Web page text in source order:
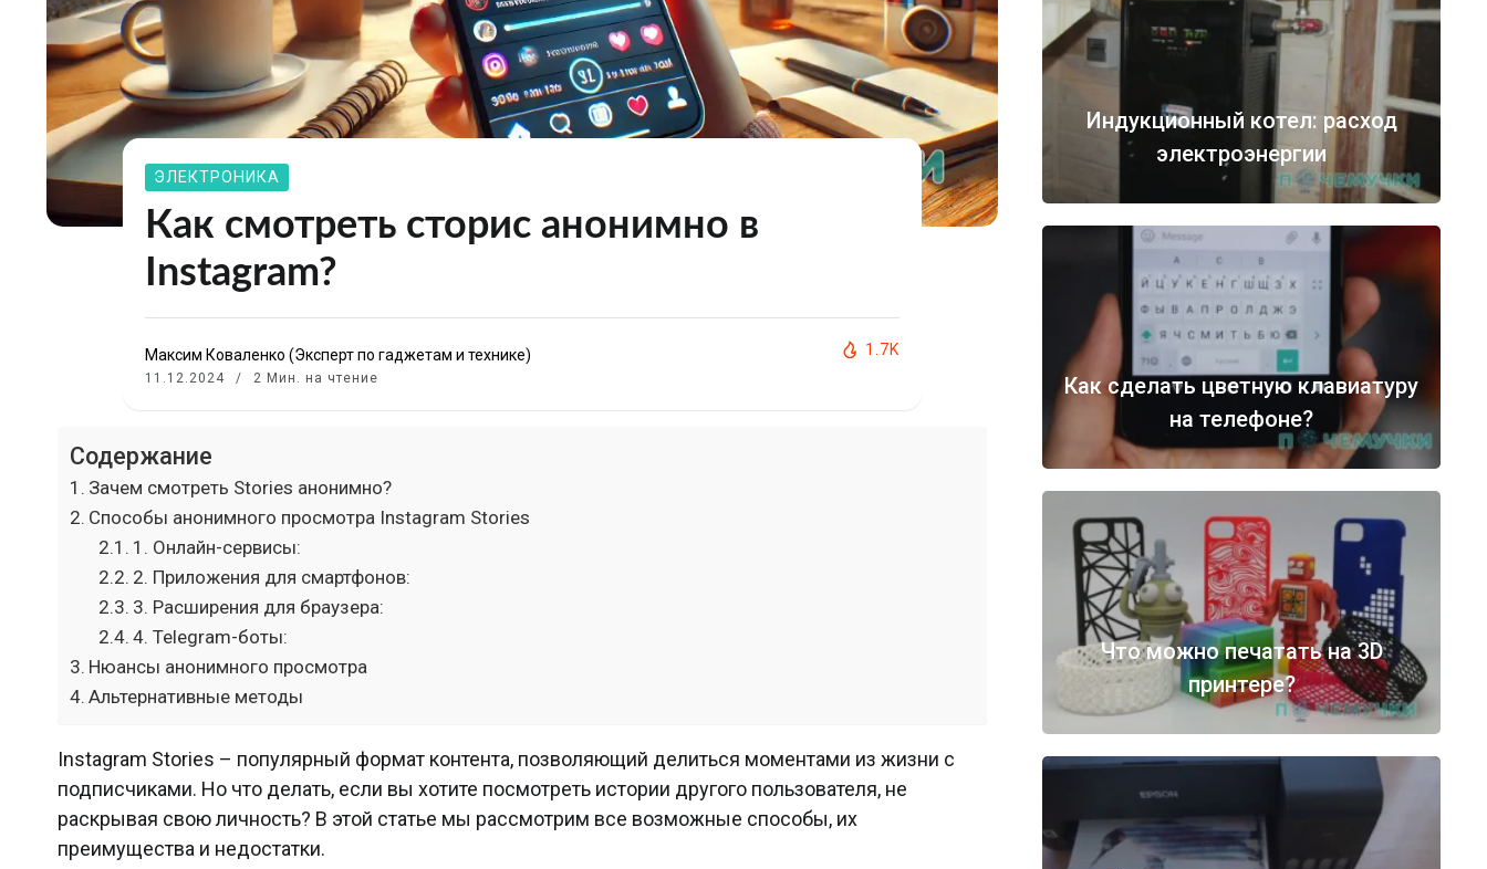
ЭЛЕКТРОНИКА
Как смотреть сторис анонимно в
Instagram?
Максим Коваленко (Эксперт по гаджетам и технике)
11.12.2024 2 Мин. на чтение
1.7K
Содержание
Зачем смотреть Stories анонимно?
Способы анонимного просмотра Instagram Stories
1. Онлайн-сервисы:
2. Приложения для смартфонов:
3. Расширения для браузера:
4. Telegram-боты:
Нюансы анонимного просмотра
Альтернативные методы
Instagram Stories – популярный формат контента, позволяющий делиться моментами из жизни с
подписчиками. Но что делать, если вы хотите посмотреть истории другого пользователя, не
раскрывая свою личность? В этой статье мы рассмотрим все возможные способы, их
преимущества и недостатки.
Индукционный котел: расход
электроэнергии
Как сделать цветную клавиатуру
на телефоне?
Что можно печатать на 3D
принтере?